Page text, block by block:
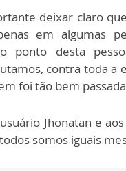
deixar claro
em algumas
ponto desta
contra toda a
foi tão bem
Jhonatan e
somos iguais